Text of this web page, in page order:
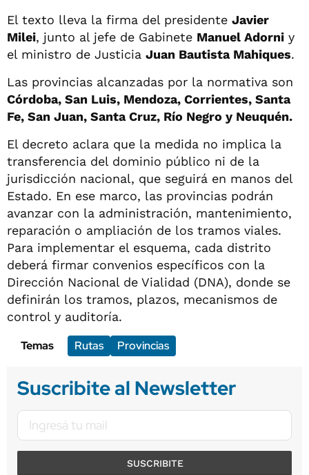
El texto lleva la firma del presidente Javier
Milei, junto al jefe de Gabinete Manuel Adorni y
el ministro de Justicia Juan Bautista Mahiques.
Las provincias alcanzadas por la normativa son
Córdoba, San Luis, Mendoza, Corrientes, Santa
Fe, San Juan, Santa Cruz, Río Negro y Neuquén.
El decreto aclara que la medida no implica la
transferencia del dominio público ni de la
jurisdicción nacional, que seguirá en manos del
Estado. En ese marco, las provincias podrán
avanzar con la administración, mantenimiento,
reparación o ampliación de los tramos viales.
Para implementar el esquema, cada distrito
deberá firmar convenios específicos con la
Dirección Nacional de Vialidad (DNA), donde se
definirán los tramos, plazos, mecanismos de
control y auditoría.
Temas
Rutas Provincias
Suscribite al Newsletter
SUSCRIBITE